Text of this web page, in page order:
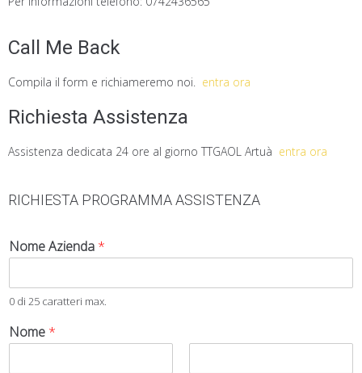
Call Me Back
Compila il form e richiameremo noi. entra ora
Richiesta Assistenza
Assistenza dedicata 24 ore al giorno TTGAOL Artuà entra ora
RICHIESTA PROGRAMMA ASSISTENZA
Nome Azienda *
0 di 25 caratteri max.
Nome *